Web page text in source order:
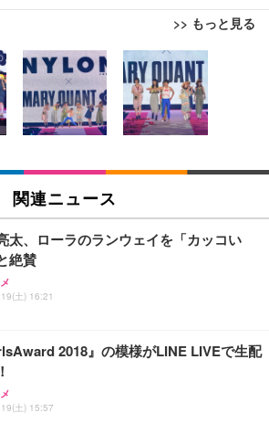
>> もっと見る
オフィスチェア 椅子 テレワーク 疲れな
げ式アームレスト コンパクト 約105度ロッ
事務椅子 360度回転 座面昇降 強化ナイロ
ース 通気性メッシュ 在宅ワーク H-WY01
枠+黒足)
B100 オフィスチェア／デスクチェア メッシ
ア 人間工学 疲れない ブラック
オフィスチェア デスクチェア 疲れない テレ
チェア 強化バックレスト 30度ロッキング機
工学 椅子 腰サポート 90度跳ね上げ式アーム
しゃれ パソコンチェア (ブラック)
オフィスチェア デスクチェア 疲れない テレ
チェア 強化バックレスト 30度ロッキング機
工学 椅子 腰サポート 90度跳ね上げ式アーム
ジネス向けプレミアムモニター | FlexScan
WT | 31.5型4K UHD・USB Type-C・ホワ
ジネス向けプレミアムモニター | FlexScan
】27"ゲーミングモニター DualSense 充電
き（CFI-ZDM1J）
済み品】Dell E2724HS 27インチ 液晶モニタ
HD（1920×1080）VA 非光沢 HDMI/DisplayP
スピーカー内蔵 高さ調整 スイベル VESA対
ベーシック ペットシーツ 薄型 レギュラー 1
て 無香料 ホワイト 300枚
ベーシック ペットシーツ 厚型 ワイド 42枚
枚) ホワイト(吸収面:ライトブルー)
ーライフ ネオ・オムツ L 中型犬用 26枚入
Basic(スマートベーシック) 【Amazon.co.jp
Smart Basic アイリスオーヤマ ペットシーツ
お徳用 ワイド 100枚入 (x 1) (ケース販売)
関連ニュース
太、ローラのランウェイを「カッコい
絶賛
土) 16:21
2018』の模様がLINE LIVEで生配
土) 15:57